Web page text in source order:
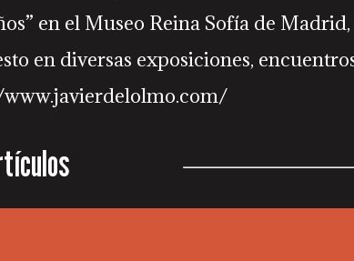
en el Museo Reina Sofía de Madrid,
en diversas exposiciones,